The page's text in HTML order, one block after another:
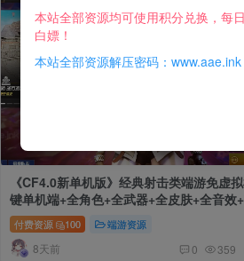
《CF4.0新单机版》经典射击类端游免虚
键单机端+全角色+全武器+全皮肤+全音效
武器+王者武器+GM工具+视频教程
付费资源 100 端游资源
8天前 0 359
本站全部资源均可使用积分兑换，每
白嫖！
本站全部资源解压密码：www.aae.ink